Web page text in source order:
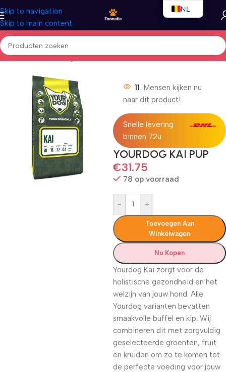
Skip to navigation
Skip to main content
Home/Honden/Droogvoer
11 Mensen kijken nu
naar dit product!
Snelle levering
binnen 72u
YOURDOG KAI PUP
€31.75
78 op voorraad
- +
Toevoegen Aan
Winkelwagen
Nu Kopen
Yourdog Kai zorgt voor de
holistische gezondheid en het
welzijn van jouw hond. Alle
Yourdog varianten bevatten
smaakvolle buffel en kip. Wij
combineren dit met zorgvuldig
geselecteerde groenten, fruit
en kruiden om zo te komen tot
de perfecte voeding voor jouw
NL